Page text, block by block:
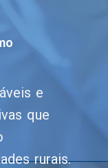
e
que
rurais.